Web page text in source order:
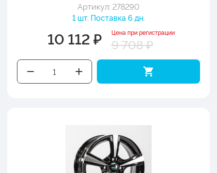
Артикул: 278290
1 шт. Поставка 6 дн.
10 112 ₽ Цена при регистрации
9 708 ₽